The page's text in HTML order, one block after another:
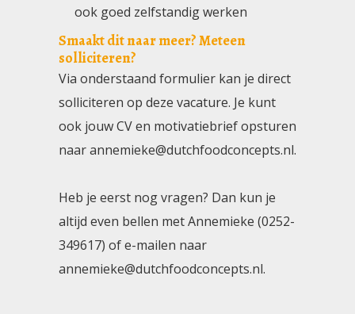
ook goed zelfstandig werken
Smaakt dit naar meer? Meteen
solliciteren?
Via onderstaand formulier kan je direct
solliciteren op deze vacature. Je kunt
ook jouw CV en motivatiebrief opsturen
naar annemieke@dutchfoodconcepts.nl.
Heb je eerst nog vragen? Dan kun je
altijd even bellen met Annemieke (0252-
349617) of e-mailen naar
annemieke@dutchfoodconcepts.nl.